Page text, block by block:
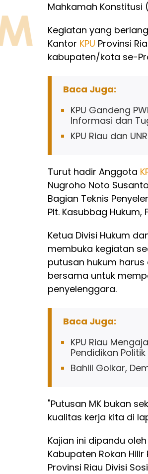
Mahkamah Konstitusi
Kegiatan yang
Kantor KPU Provinsi
kabupaten/kota se-
Baca Juga:
KPU Gandeng
Informasi dan
KPU Riau dan
Turut hadir Anggota
Nugroho Noto
Bagian Teknis
Plt. Kasubbag Hukum,
Ketua Divisi Hukum
membuka kegiatan
putusan hukum
bersama untuk
penyelenggara.
Baca Juga:
KPU Riau
Pendidikan
Bahlil Golkar,
"Putusan MK bukan
kualitas kerja kita di
Kajian ini dipandu
Kabupaten Rokan
Provinsi Riau Divisi